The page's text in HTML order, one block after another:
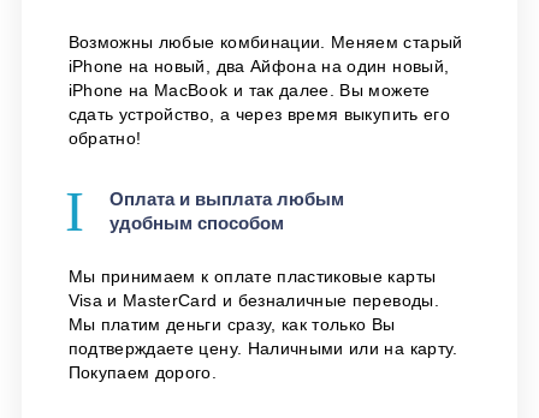
Возможны любые комбинации. Меняем старый
iPhone на новый, два Айфона на один новый,
iPhone на MacBook и так далее. Вы можете
сдать устройство, а через время выкупить его
обратно!
Оплата и выплата любым
удобным способом
Мы принимаем к оплате пластиковые карты
Visa и MasterCard и безналичные переводы.
Мы платим деньги сразу, как только Вы
подтверждаете цену. Наличными или на карту.
Покупаем дорого.